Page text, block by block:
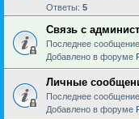
Ответы: 5
Связь с
Последнее сообщение
Добавлено в форуме
Личные
Последнее сообщение
Добавлено в форуме